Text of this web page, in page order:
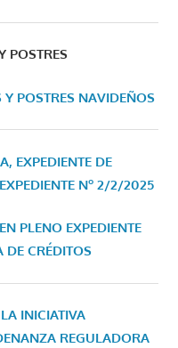
POSTRES
POSTRES NAVIDEÑOS
EXPEDIENTE DE
Nº 2/2/2025
PLENO EXPEDIENTE
DE CRÉDITOS
INICIATIVA
REGULADORA